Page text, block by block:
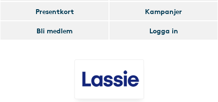
Presentkort
Kampanjer
Bli medlem
Logga in